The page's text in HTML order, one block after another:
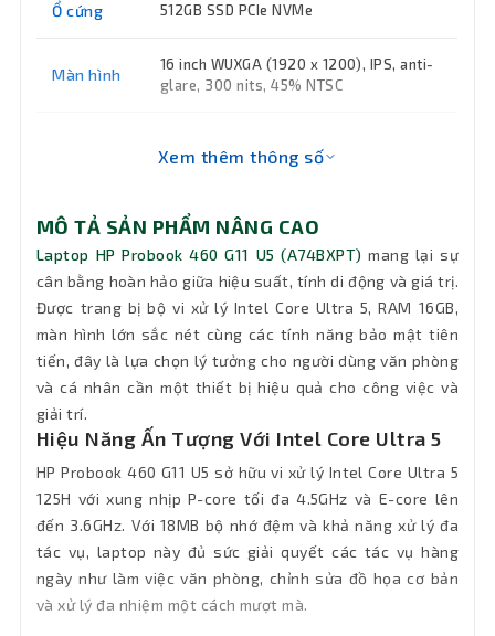
Ổ cứng 512GB SSD PCIe NVMe
Màn hình
16 inch WUXGA (1920 x 1200), IPS, anti-
glare, 300 nits, 45% NTSC
quang
Không DVD
3 Cell - 56Wh
Keyboard
backlit keyboard with numeric keypad
Đèn bàn
phím
Có đèn bàn phím
Chất liệu Aluminium
Wifi Wi-Fi 6E AX211 (2x2)
Kết nối
Xem thêm thông số
MÔ TẢ SẢN PHẨM NÂNG CAO
Laptop HP Probook 460 G11 U5 (A74BXPT) mang lại sự
cân bằng hoàn hảo giữa hiệu suất, tính di động và giá trị.
Được trang bị bộ vi xử lý Intel Core Ultra 5, RAM 16GB,
màn hình lớn sắc nét cùng các tính năng bảo mật tiên
tiến, đây là lựa chọn lý tưởng cho người dùng văn phòng
và cá nhân cần một thiết bị hiệu quả cho công việc và
giải trí.
Hiệu Năng Ấn Tượng Với Intel Core Ultra 5
HP Probook 460 G11 U5 sở hữu vi xử lý Intel Core Ultra 5
125H với xung nhịp P-core tối đa 4.5GHz và E-core lên
đến 3.6GHz. Với 18MB bộ nhớ đệm và khả năng xử lý đa
tác vụ, laptop này đủ sức giải quyết các tác vụ hàng
ngày như làm việc văn phòng, chỉnh sửa đồ họa cơ bản
và xử lý đa nhiệm một cách mượt mà.